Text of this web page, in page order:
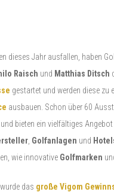
dieses Jahr ausfallen, haben
Raisch und Matthias Ditsch
gestartet und werden diese zu
ausbauen. Schon über 60
bieten ein vielfältiges
Golfanlagen und
wie innovative Golfmarken
das große Vigom